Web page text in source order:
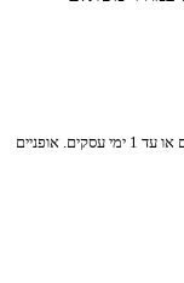
פריטים שהם לא אופניים בדרך כלל מוכנים לאיסוף באותו היום או עד 1 ימי עסקים. אופניים